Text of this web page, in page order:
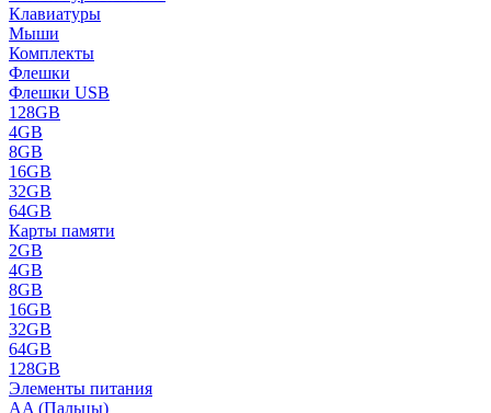
Клавиатуры
Мыши
Комплекты
Флешки
Флешки USB
128GB
4GB
8GB
16GB
32GB
64GB
Карты памяти
2GB
4GB
8GB
16GB
32GB
64GB
128GB
Элементы питания
AA (Пальцы)